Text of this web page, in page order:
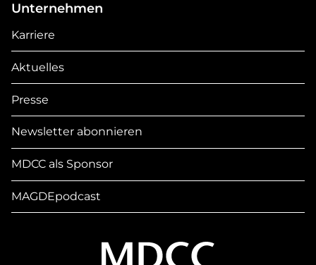
Unternehmen
Karriere
Aktuelles
Presse
Newsletter abonnieren
MDCC als Sponsor
MAGDEpodcast